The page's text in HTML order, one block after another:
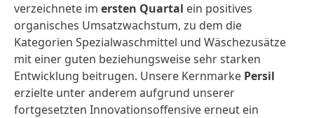
verzeichnete im ersten Quartal ein positives
organisches Umsatzwachstum, zu dem die
Kategorien Spezialwaschmittel und Wäschezusätze
mit einer guten beziehungsweise sehr starken
Entwicklung beitrugen. Unsere Kernmarke Persil
erzielte unter anderem aufgrund unserer
fortgesetzten Innovationsoffensive erneut ein